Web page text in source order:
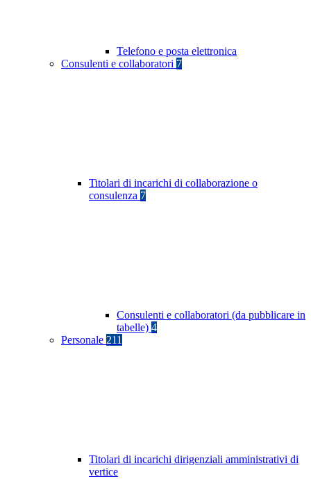
Telefono e posta elettronica
Consulenti e collaboratori 7
Titolari di incarichi di collaborazione o
consulenza 7
Consulenti e collaboratori (da pubblicare in
tabelle) 4
Personale 211
Titolari di incarichi dirigenziali amministrativi di
vertice